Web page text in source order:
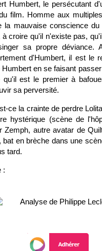
Humbert, le persécutant
film. Homme aux
la mauvaise conscience
à croire qu'il n'existe pas,
sa propre déviance.
d'Humbert, il est le
Humbert en se faisant
qu'il est le premier à
sa perversité.
ce la crainte de perdre
hystérique (scène de
Zemph, autre avatar de
bat en brèche dans une
tard.
:
Analyse de Philippe